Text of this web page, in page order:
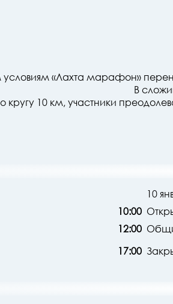
«Лахта марафон»
В
10 км, участники
10
10:00
12:00
17:00